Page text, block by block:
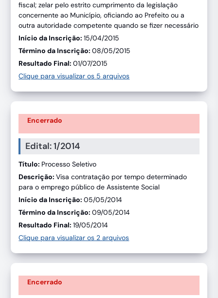
fiscal; zelar pelo estrito cumprimento da legislação
concernente ao Município, oficiando ao Prefeito ou a
outra autoridade competente quando se fizer necessário
Início da Inscrição:15/04/2015
Término da Inscrição:08/05/2015
Resultado Final:01/07/2015
Clique para visualizar os 5 arquivos
Encerrado
Edital: 1/2014
Título: Processo Seletivo
Descrição:Visa contratação por tempo determinado
para o emprego público de Assistente Social
Início da Inscrição:05/05/2014
Término da Inscrição:09/05/2014
Resultado Final:19/05/2014
Clique para visualizar os 2 arquivos
Encerrado